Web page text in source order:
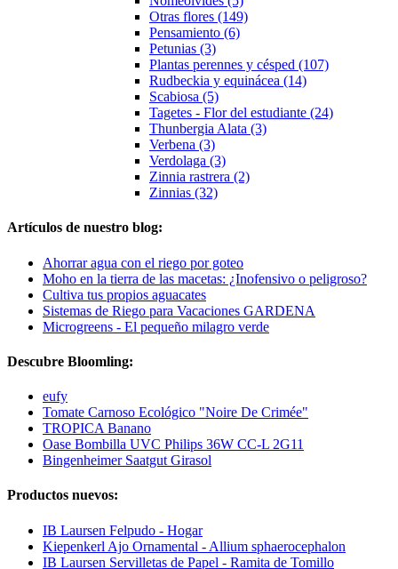
Otras flores (149)
Pensamiento (6)
Petunias (3)
Plantas perennes y césped (107)
Rudbeckia y equinácea (14)
Scabiosa (5)
Tagetes - Flor del estudiante (24)
Thunbergia Alata (3)
Verbena (3)
Verdolaga (3)
Zinnia rastrera (2)
Zinnias (32)
Artículos de nuestro blog:
Ahorrar agua con el riego por goteo
Moho en la tierra de las macetas: ¿Inofensivo o peligroso?
Cultiva tus propios aguacates
Sistemas de Riego para Vacaciones GARDENA
Microgreens - El pequeño milagro verde
Descubre Bloomling:
eufy
Tomate Carnoso Ecológico "Noire De Crimée"
TROPICA Banano
Oase Bombilla UVC Philips 36W CC-L 2G11
Bingenheimer Saatgut Girasol
Productos nuevos:
IB Laursen Felpudo - Hogar
Kiepenkerl Ajo Ornamental - Allium sphaerocephalon
IB Laursen Servilletas de Papel - Ramita de Tomillo